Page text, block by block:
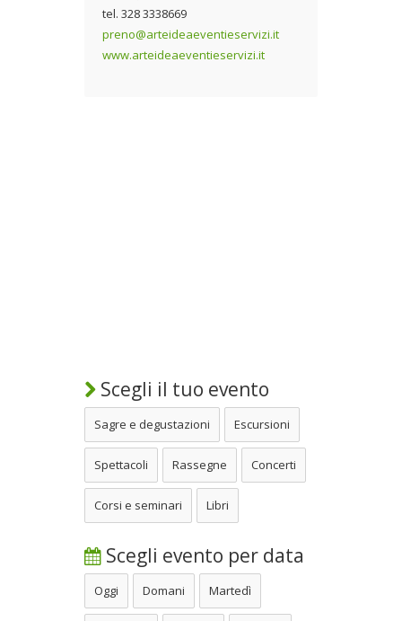
tel. 328 3338669
preno@arteideaeventieservizi.it
www.arteideaeventieservizi.it
Scegli il tuo evento
Sagre e degustazioni Escursioni
Spettacoli Rassegne Concerti
Corsi e seminari Libri
Scegli evento per data
Oggi Domani Martedì